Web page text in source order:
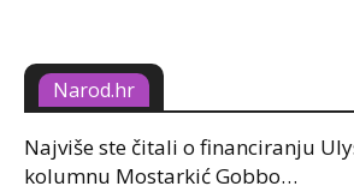
Narod.hr
Najviše ste čitali o financiranju
kolumnu Mostarkić Gobbo…